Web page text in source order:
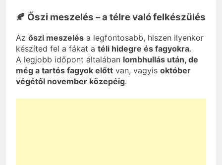
🍂 Őszi meszelés – a télre való felkészülés
Az őszi meszelés a legfontosabb, hiszen ilyenkor
készíted fel a fákat a téli hidegre és fagyokra.
A legjobb időpont általában lombhullás után, de
még a tartós fagyok előtt van, vagyis október
végétől november közepéig.